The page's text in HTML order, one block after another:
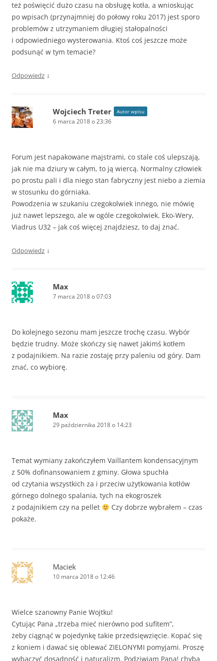
też poświęcić dużo czasu na obsługę kotła, a wnioskując
po wpisach (przynajmniej do połowy roku 2017) jest sporo
problemów z utrzymaniem długiej stałopalności
i odpowiedniego wysterowania. Ktoś coś jeszcze może
podsunąć w tym temacie?
Odpowiedz ↓
Wojciech Treter Autor wpisu
6 marca 2018 o 23:36
Forum jest napakowane majstrami, co stale coś ulepszają,
jak nie ma dziury w całym, to ją wiercą. Normalny człowiek
po prostu pali i dla niego stan fabryczny jest niebo a ziemia
w stosunku do górniaka.
Powodzenia w szukaniu czegokolwiek innego, nie mówię
już nawet lepszego, ale w ogóle czegokolwiek. Eko-Wery,
Viadrus U32 – jak coś więcej znajdziesz, to daj znać.
Odpowiedz ↓
Max
7 marca 2018 o 07:03
Do kolejnego sezonu mam jeszcze trochę czasu. Wybór
będzie trudny. Może skończy się nawet jakimś kotłem
z podajnikiem. Na razie zostaję przy paleniu od góry. Dam
znać, co wybiorę.
Max
29 października 2018 o 14:23
Temat wymiany zakończyłem Vaillantem kondensacyjnym
z 50% dofinansowaniem z gminy. Głowa spuchła
od czytania wszystkich za i przeciw użytkowania kotłów
górnego dolnego spalania, tych na ekogroszek
z podajnikiem czy na pellet
Czy dobrze wybrałem – czas
pokaże.
Maciek
10 marca 2018 o 12:46
Wielce szanowny Panie Wojtku!
Cytując Pana „trzeba mieć nierówno pod sufitem”,
żeby ciągnąć w pojedynkę takie przedsięwzięcie. Kopać się
z koniem i dawać się oblewać ZIELONYMI pomyjami. Proszę
wybaczyć dosadność i naturalizm. Podziwiam Pana! chyba